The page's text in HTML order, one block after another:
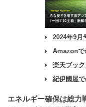
2024年9月
Amazonで
楽天ブッ
紀伊國屋
エネルギー確保は総力